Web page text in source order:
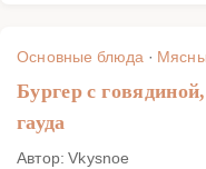
Основные блюда ·
Бургер с
гауда
Автор: Vkysnoe